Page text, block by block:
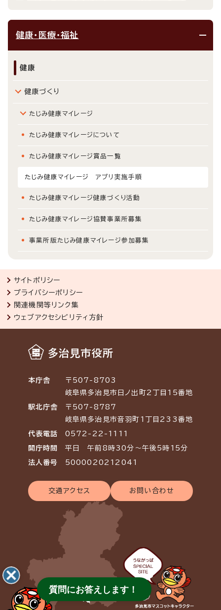
健康・医療・福祉
健康
健康づくり
たじみ健康マイレージ
たじみ健康マイレージについて
たじみ健康マイレージ賞品一覧
たじみ健康マイレージ アプリ実施手順
たじみ健康マイレージ健康づくり活動
たじみ健康マイレージ協賛事業所募集
事業所版たじみ健康マイレージ参加募集
サイトポリシー
プライバシーポリシー
関連機関等リンク集
ウェブアクセシビリティ方針
多治見市役所
本庁舎
〒507-8703
岐阜県多治見市日ノ出町2丁目15番地
駅北庁舎
〒507-8787
岐阜県多治見市音羽町1丁目233番地
代表電話 0572-22-1111
開庁時間 平日 午前8時30分～午後5時15分
法人番号 5000020212041
交通アクセス お問い合わせ
質問にお答えします！